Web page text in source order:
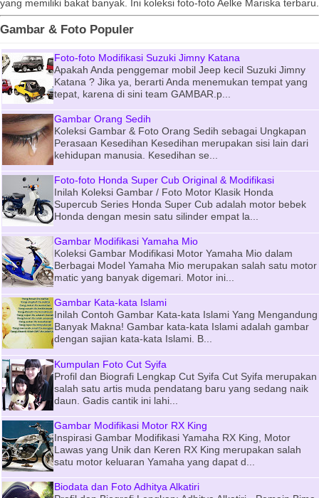
yang memiliki bakat banyak. Ini koleksi foto-foto Aelke Mariska terbaru.
Gambar & Foto Populer
Foto-foto Modifikasi Suzuki Jimny Katana
Apakah Anda penggemar mobil Jeep kecil Suzuki Jimny
Katana ? Jika ya, berarti Anda menemukan tempat yang
tepat, karena di sini team GAMBAR.p...
Gambar Orang Sedih
Koleksi Gambar & Foto Orang Sedih sebagai Ungkapan
Perasaan Kesedihan Kesedihan merupakan sisi lain dari
kehidupan manusia. Kesedihan se...
Foto-foto Honda Super Cub Original & Modifikasi
Inilah Koleksi Gambar / Foto Motor Klasik Honda
Supercub Series Honda Super Cub adalah motor bebek
Honda dengan mesin satu silinder empat la...
Gambar Modifikasi Yamaha Mio
Koleksi Gambar Modifikasi Motor Yamaha Mio dalam
Berbagai Model Yamaha Mio merupakan salah satu motor
matic yang banyak digemari. Motor ini...
Gambar Kata-kata Islami
Inilah Contoh Gambar Kata-kata Islami Yang Mengandung
Banyak Makna! Gambar kata-kata Islami adalah gambar
dengan sajian kata-kata Islami. B...
Kumpulan Foto Cut Syifa
Profil dan Biografi Lengkap Cut Syifa Cut Syifa merupakan
salah satu artis muda pendatang baru yang sedang naik
daun. Gadis cantik ini lahi...
Gambar Modifikasi Motor RX King
Inspirasi Gambar Modifikasi Yamaha RX King, Motor
Lawas yang Unik dan Keren RX King merupakan salah
satu motor keluaran Yamaha yang dapat d...
Biodata dan Foto Adhitya Alkatiri